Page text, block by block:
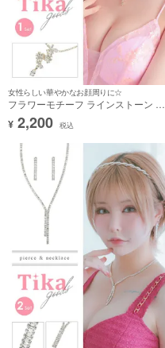
女性らしい華やかなお顔周りに☆
フラワーモチーフ ラインストーン ア
クセサリー ネックレス
¥ 2,200 税込